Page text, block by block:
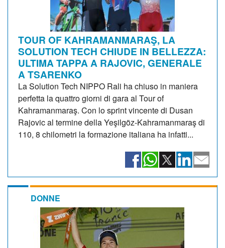
TOUR OF KAHRAMANMARAŞ, LA
SOLUTION TECH CHIUDE IN BELLEZZA:
ULTIMA TAPPA A RAJOVIC, GENERALE
A TSARENKO
La Solution Tech NIPPO Rali ha chiuso in maniera
perfetta la quattro giorni di gara al Tour of
Kahramanmaraş. Con lo sprint vincente di Dusan
Rajovic al termine della Yeşilgöz-Kahramanmaraş di
110, 8 chilometri la formazione italiana ha infatti...
DONNE